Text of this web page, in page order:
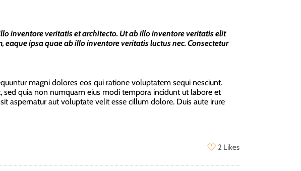
inventore veritatis et architecto. Ut ab illo inventore veritatis elit
ipsa quae ab illo inventore veritatis luctus nec. Consectetur
magni dolores eos qui ratione voluptatem sequi nesciunt.
quia non numquam eius modi tempora incidunt ut labore et
aspernatur aut voluptate velit esse cillum dolore. Duis aute irure
2 Likes